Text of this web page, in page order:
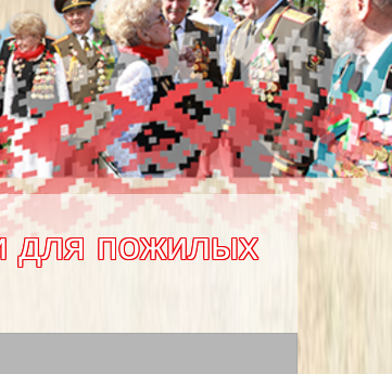
для пожилых